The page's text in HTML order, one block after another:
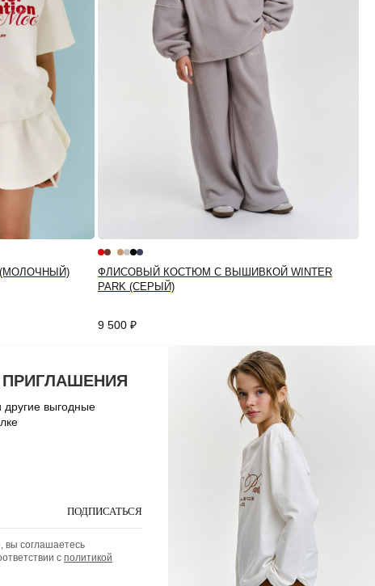
(МОЛОЧНЫЙ)
ФЛИСОВЫЙ КОСТЮМ С ВЫШИВКОЙ WINTER
PARK (СЕРЫЙ)
9 500 ₽
БЫСТРАЯ СВЯЗЬ НАШИ СОЦСЕТИ
Instagram*
Telegram
* запрещенная сеть в РФ
выгодные
ПОДПИСАТЬСЯ
вы соглашаетесь
с политикой